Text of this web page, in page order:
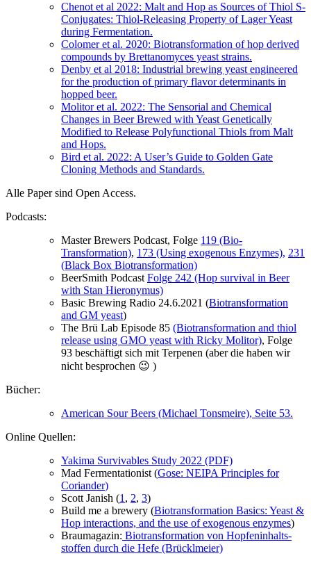
Chenot et al 2022: Malt and Hop as Sources of Thiol S-
Conjugates: Thiol-Releasing Property of Lager Yeast
during Fermentation.
Colomer et al. 2020: Biotransformation of hop derived
compounds by Brettanomyces yeast strains.
Denby et al 2018: Industrial brewing yeast engineered
for the production of primary flavor determinants in
hopped beer.
Molitor et al. 2022: The Sensorial and Chemical
Changes in Beer Brewed with Yeast Genetically
Modified to Release Polyfunctional Thiols from Malt
and Hops.
Bird et al. 2022: A User’s Guide to Golden Gate
Cloning Methods and Standards.
Alle Paper sind Open Access.
Podcasts:
Master Brewers Podcast, Folge 119 (Bio-
Transformation), 173 (Using exogenous Enzymes), 231
(Black Box Biotransformation)
BeerSmith Podcast Folge 242 (Hop survival in Beer
with Stan Hieronymus)
Basic Brewing Radio 24.6.2021 (Biotransformation
and GM yeast)
The Brü Lab Episode 85 (Biotransformation and thiol
release using GMO yeast with Ricky Molitor), Folge
93 beschäftigt sich mit Terpenen (aber die haben wir
nicht besprochen 😉 )
Bücher:
American Sour Beers (Michael Tonsmeire), Seite 53.
Online Quellen:
Yakima Survivables Study 2022 (PDF)
Mad Fermentationist (Gose: NEIPA Principles for
Coriander)
Scott Janish (1 , 2, 3)
Build me a brewery (Biotransformation Basics: Yeast &
Hop interactions, and the use of exogenous enzymes)
Braumagazin: Bio­trans­for­ma­ti­on von Hop­fen­in­halts­
stof­fen durch die Hefe (Brücklmeier)